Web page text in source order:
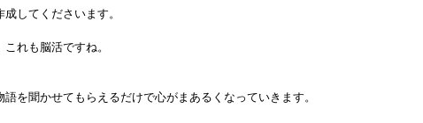
してくださいます。
れも脳活ですね。
を聞かせてもらえるだけで心がまあるくなっていきます。